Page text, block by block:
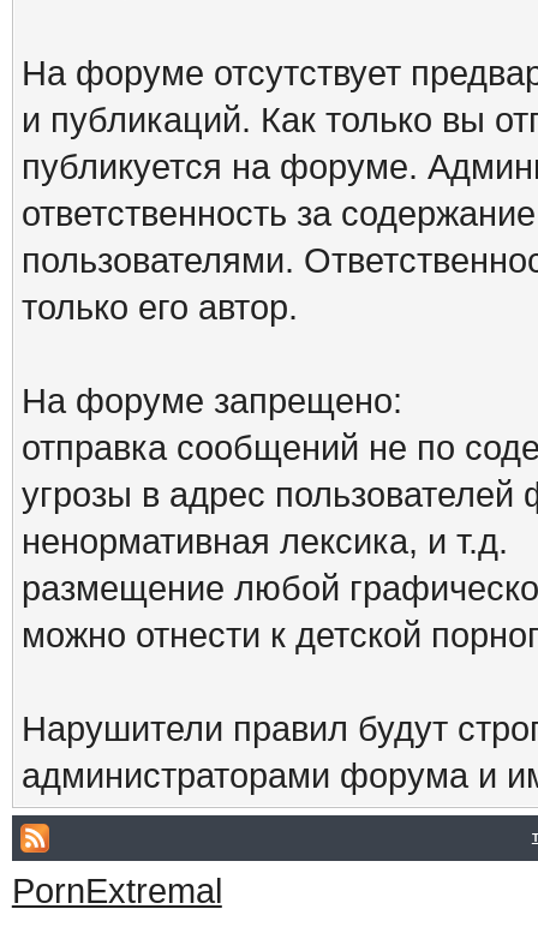
На форуме отсутствует
и публикаций. Как только вы
публикуется на форуме.
ответственность за
пользователями.
только его автор.
На форуме запрещено:
отправка сообщений не по
угрозы в адрес
ненормативная лексика, и т.д.
размещение любой
можно отнести к детской
Нарушители правил будут
администраторами форума и
PornExtremal